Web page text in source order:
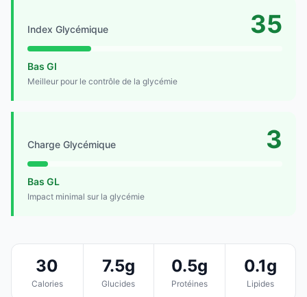
Index Glycémique 35
Bas GI
Meilleur pour le contrôle de la glycémie
Charge Glycémique 3
Bas GL
Impact minimal sur la glycémie
30
Calories
7.5g
Glucides
0.5g
Protéines
0.1g
Lipides